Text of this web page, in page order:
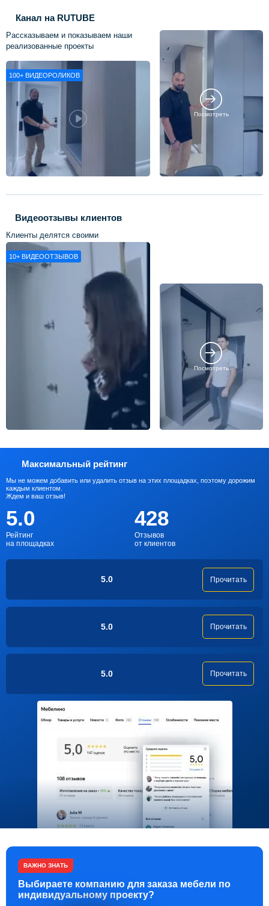
Канал на RUTUBE
Рассказываем и показываем наши
реализованные проекты
100+ ВИДЕОРОЛИКОВ
Посмотреть
Видеоотзывы клиентов
Клиенты делятся своими
впечатлениями о нашей работе
10+ ВИДЕООТЗЫВОВ
Посмотреть
Максимальный рейтинг
Мы не можем добавить или удалить отзыв на этих площадках, поэтому дорожим
каждым клиентом.
Ждем и ваш отзыв!
5.0
Рейтинг
на площадках
428
Отзывов
от клиентов
5.0 Прочитать
5.0 Прочитать
5.0 Прочитать
ВАЖНО ЗНАТЬ
Выбираете компанию для заказа мебели по
индивидуальному проекту?